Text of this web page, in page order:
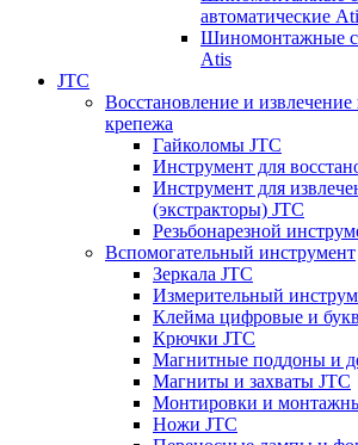
автоматические
Шиномонтажные
Atis
JTC
Восстановление и
крепежа
Гайколомы JTC
Инструмент для
Инструмент для
(экстракторы) JTC
Резьбонарезной
Вспомогательный инструмент
Зеркала JTC
Измерительный
Клейма цифровые и
Крючки JTC
Магнитные поддоны и
Магниты и захваты JTC
Монтировки и
Ножи JTC